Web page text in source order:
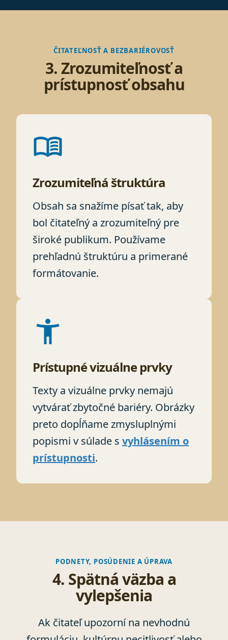
ČITATEĽNOSŤ A BEZBARIÉROVOSŤ
3. Zrozumiteľnosť a
prístupnosť obsahu
menu_book
Zrozumiteľná štruktúra
Obsah sa snažíme písať tak, aby
bol čitateľný a zrozumiteľný pre
široké publikum. Používame
prehľadnú štruktúru a primerané
formátovanie.
accessibility_new
Prístupné vizuálne prvky
Texty a vizuálne prvky nemajú
vytvárať zbytočné bariéry. Obrázky
preto dopĺňame zmysluplnými
popismi v súlade s vyhlásením o
prístupnosti.
PODNETY, POSÚDENIE A ÚPRAVA
4. Spätná väzba a
vylepšenia
Ak čitateľ upozorní na nevhodnú